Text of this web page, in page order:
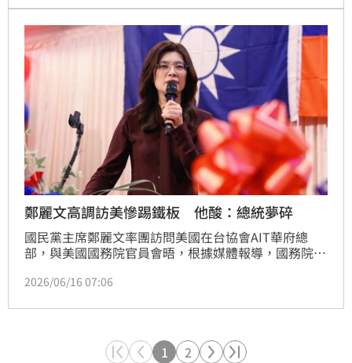
鄭麗文高調訪美慘踢鐵板 他酸：總統夢碎
國民黨主席鄭麗文率團訪問美國在台協會AIT華府總
部，與美國國務院官員會晤，根據媒體報導，國務院僅
降了三級。對此，國民黨14日表示，「鄭麗文非常感謝
媒體刻意扭曲事實。不過作家汪浩就分析，美國官方的
2026/06/16 07:06
1 2